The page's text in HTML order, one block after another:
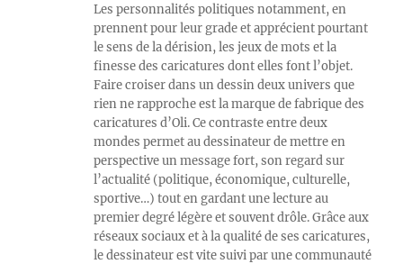
Les personnalités politiques notamment, en
prennent pour leur grade et apprécient pourtant
le sens de la dérision, les jeux de mots et la
finesse des caricatures dont elles font l’objet.
Faire croiser dans un dessin deux univers que
rien ne rapproche est la marque de fabrique des
caricatures d’Oli. Ce contraste entre deux
mondes permet au dessinateur de mettre en
perspective un message fort, son regard sur
l’actualité (politique, économique, culturelle,
sportive…) tout en gardant une lecture au
premier degré légère et souvent drôle. Grâce aux
réseaux sociaux et à la qualité de ses caricatures,
le dessinateur est vite suivi par une communauté